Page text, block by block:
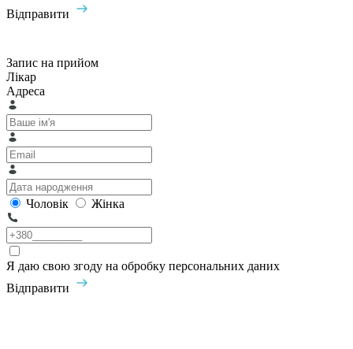
Відправити
Запис на прийом
Лікар
Адреса
Чоловік Жінка
Я даю свою згоду на обробку персональних даних
Відправити